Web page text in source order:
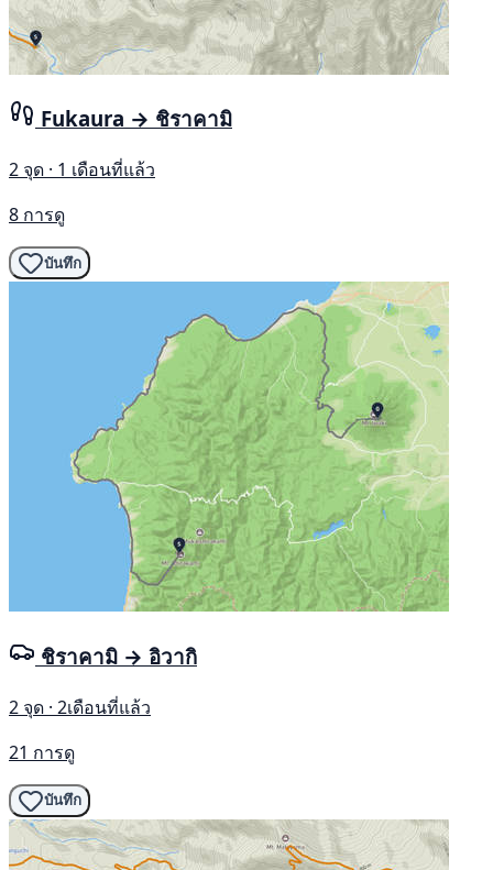
Fukaura → ชิราคามิ
2 จุด · 1 เดือนที่แล้ว
8 การดู
บันทึก
ชิราคามิ → อิวากิ
2 จุด · 2เดือนที่แล้ว
21 การดู
บันทึก